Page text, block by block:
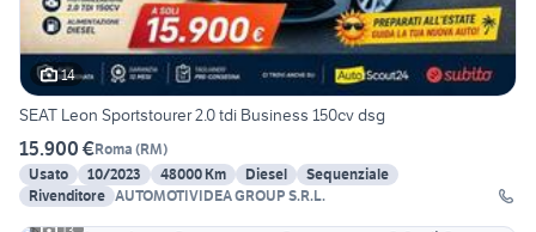
14
SEAT Leon Sportstourer 2.0 tdi Business 150cv dsg
15.900 €Roma (RM)
Usato
10/2023 48000 Km Diesel
Sequenziale
Rivenditore AUTOMOTIVIDEA GROUP S.R.L.